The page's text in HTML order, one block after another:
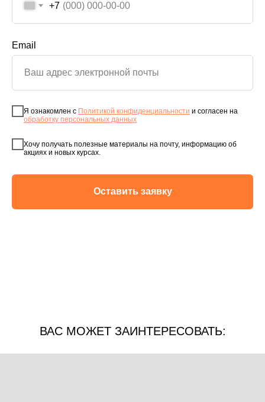
+7
Email
Я ознакомлен с Политикой конфиденциальности и согласен на
обработку персональных данных
Хочу получать полезные материалы на почту, информацию об
акциях и новых курсах.
Оставить заявку
ВАС МОЖЕТ ЗАИНТЕРЕСОВАТЬ: